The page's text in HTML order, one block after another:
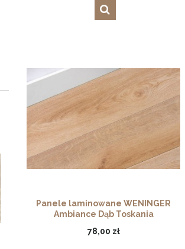
Panele laminowane WENINGER
Ambiance Dąb Toskania
78,00 zł